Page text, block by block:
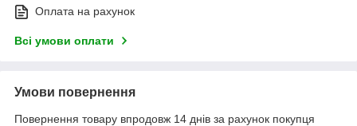
Оплата на рахунок
Всі умови оплати
Умови повернення
Повернення товару впродовж 14 днів за рахунок покупця